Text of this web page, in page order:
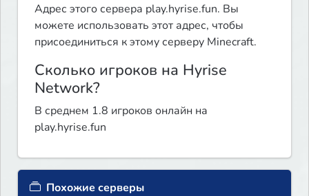
Адрес этого сервера play.hyrise.fun. Вы
можете использовать этот адрес, чтобы
присоединиться к этому серверу Minecraft.
Сколько игроков на Hyrise
Network?
В среднем 1.8 игроков онлайн на
play.hyrise.fun
Похожие серверы